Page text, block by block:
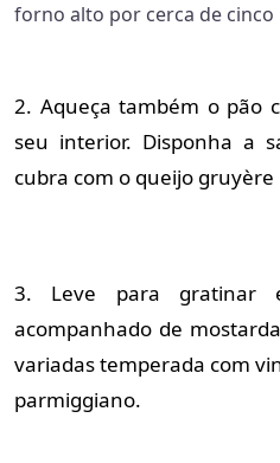
forno alto por cerca de cinco
2. Aqueça também o pão
seu interior. Disponha a
cubra com o queijo gruyère
3. Leve para gratinar
acompanhado de
variadas temperada com
parmiggiano.